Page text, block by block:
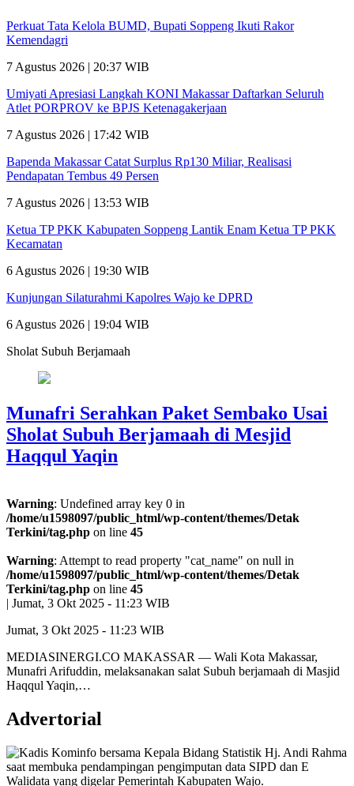
Perkuat Tata Kelola BUMD, Bupati Soppeng Ikuti Rakor
Kemendagri
7 Agustus 2026 | 20:37 WIB
Umiyati Apresiasi Langkah KONI Makassar Daftarkan Seluruh
Atlet PORPROV ke BPJS Ketenagakerjaan
7 Agustus 2026 | 17:42 WIB
Bapenda Makassar Catat Surplus Rp130 Miliar, Realisasi
Pendapatan Tembus 49 Persen
7 Agustus 2026 | 13:53 WIB
Ketua TP PKK Kabupaten Soppeng Lantik Enam Ketua TP PKK
Kecamatan
6 Agustus 2026 | 19:30 WIB
Kunjungan Silaturahmi Kapolres Wajo ke DPRD
6 Agustus 2026 | 19:04 WIB
Sholat Subuh Berjamaah
Munafri Serahkan Paket Sembako Usai
Sholat Subuh Berjamaah di Mesjid
Haqqul Yaqin
Warning: Undefined array key 0 in
/home/u1598097/public_html/wp-content/themes/Detak
Terkini/tag.php on line 45
Warning: Attempt to read property "cat_name" on null in
/home/u1598097/public_html/wp-content/themes/Detak
Terkini/tag.php on line 45
| Jumat, 3 Okt 2025 - 11:23 WIB
Jumat, 3 Okt 2025 - 11:23 WIB
MEDIASINERGI.CO MAKASSAR — Wali Kota Makassar,
Munafri Arifuddin, melaksanakan salat Subuh berjamaah di Masjid
Haqqul Yaqin,…
Advertorial